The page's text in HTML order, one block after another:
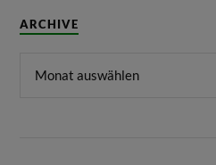
ARCHIVE